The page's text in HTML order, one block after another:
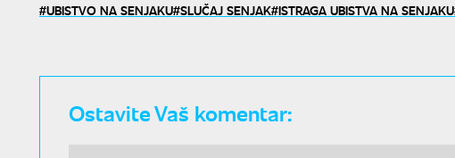
UBISTVO NA SENJAKU SLUČAJ SENJAK ISTRAGA UBISTVA NA SENJAKU
Ostavite Vaš komentar: